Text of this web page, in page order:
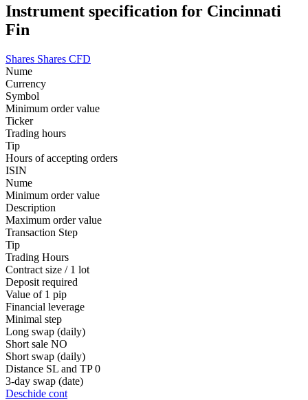
Instrument specification for Cincinnati
Fin
Shares Shares CFD
Nume
Currency
Symbol
Minimum order value
Ticker
Trading hours
Tip
Hours of accepting orders
ISIN
Nume
Minimum order value
Description
Maximum order value
Transaction Step
Tip
Trading Hours
Contract size / 1 lot
Deposit required
Value of 1 pip
Financial leverage
Minimal step
Long swap (daily)
Short sale NO
Short swap (daily)
Distance SL and TP 0
3-day swap (date)
Deschide cont